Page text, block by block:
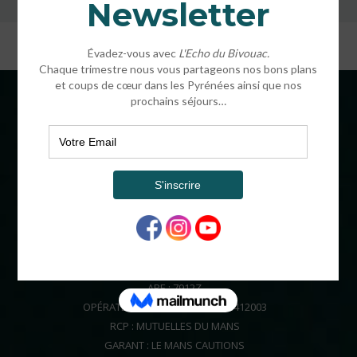
COORDONNÉES
16 CHEMIN HENRI IV
64320 OUSSE FRANCE
ADMINISTRATIF
APE : 7912Z
OPÉRATEUR DE VOYAGES : IM06412003
RCP : MUTUELLES DU MANS
GARANT : LE MANS CAUTIONS